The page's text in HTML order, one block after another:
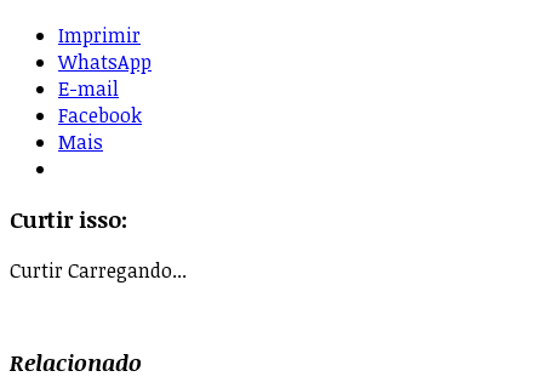
Imprimir
WhatsApp
E-mail
Facebook
Mais
Curtir isso:
CurtirCarregando...
Relacionado